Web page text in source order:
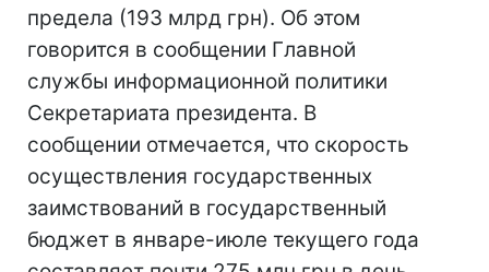
предела (193 млрд грн). Об этом
говорится в сообщении Главной
службы информационной политики
Секретариата президента. В
сообщении отмечается, что скорость
осуществления государственных
заимствований в государственный
бюджет в январе-июле текущего года